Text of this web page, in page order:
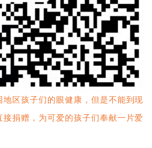
区孩子们的眼健康，但是不能到现
捐赠，为可爱的孩子们奉献一片爱